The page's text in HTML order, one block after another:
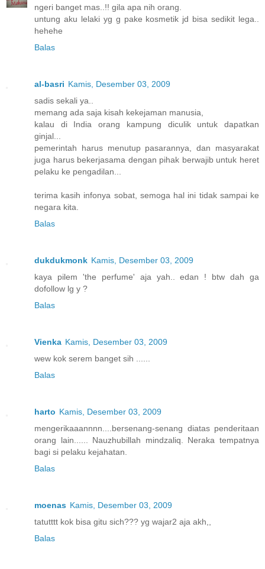
ngeri banget mas..!! gila apa nih orang.
untung aku lelaki yg g pake kosmetik jd bisa sedikit lega..
hehehe
Balas
al-basri Kamis, Desember 03, 2009
sadis sekali ya..
memang ada saja kisah kekejaman manusia,
kalau di India orang kampung diculik untuk dapatkan
ginjal...
pemerintah harus menutup pasarannya, dan masyarakat
juga harus bekerjasama dengan pihak berwajib untuk heret
pelaku ke pengadilan...
terima kasih infonya sobat, semoga hal ini tidak sampai ke
negara kita.
Balas
dukdukmonk Kamis, Desember 03, 2009
kaya pilem 'the perfume' aja yah.. edan ! btw dah ga
dofollow lg y ?
Balas
Vienka Kamis, Desember 03, 2009
wew kok serem banget sih ......
Balas
harto Kamis, Desember 03, 2009
mengerikaaannnn....bersenang-senang diatas penderitaan
orang lain...... Nauzhubillah mindzaliq. Neraka tempatnya
bagi si pelaku kejahatan.
Balas
moenas Kamis, Desember 03, 2009
tatutttt kok bisa gitu sich??? yg wajar2 aja akh,,
Balas